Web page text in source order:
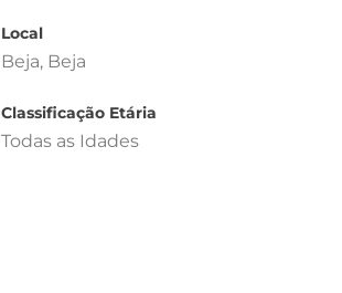
Local
Beja, Beja
Classificação Etária
Todas as Idades